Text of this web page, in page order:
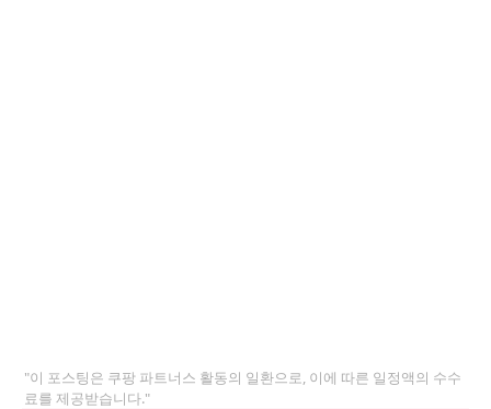
"이 포스팅은 쿠팡 파트너스 활동의 일환으로, 이에 따른 일정액의 수수
료를 제공받습니다."